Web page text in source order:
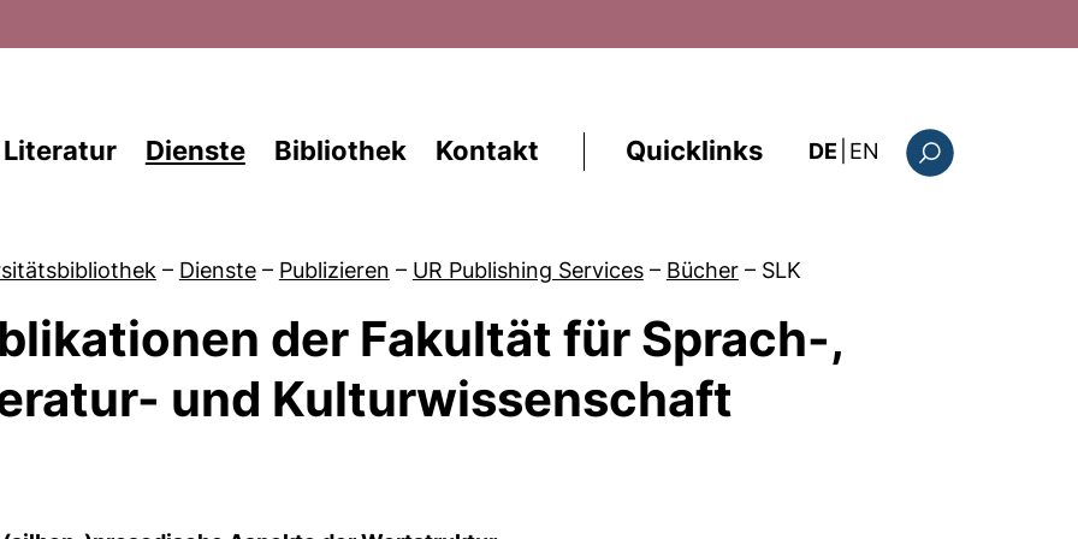
Literatur Dienste Bibliothek Kontakt Quicklinks DE EN : the current page
– Dienste – Publizieren – UR Publishing Services – Bücher – SLK
UR Publishing Services der Fakultät für Sprach-,
und Kulturwissenschaft